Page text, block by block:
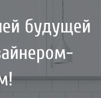
будущей